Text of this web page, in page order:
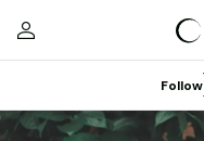
Follow